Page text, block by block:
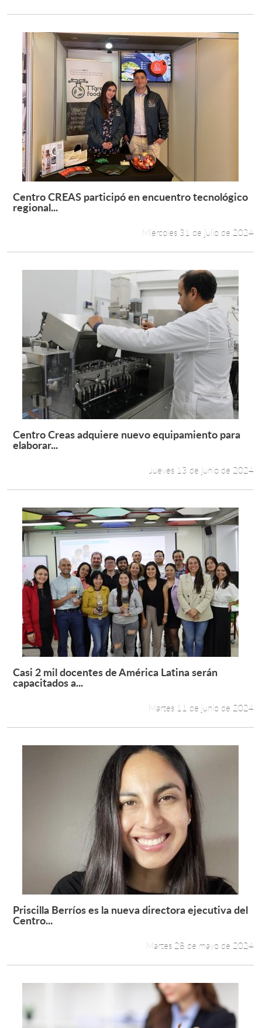
Leer más +
Centro CREAS participó en encuentro tecnológico
regional...
Miércoles 31 de julio de 2024
Leer más +
Centro Creas adquiere nuevo equipamiento para
elaborar...
Jueves 13 de junio de 2024
Leer más +
Casi 2 mil docentes de América Latina serán
capacitados a...
Martes 11 de junio de 2024
Leer más +
Priscilla Berríos es la nueva directora ejecutiva del
Centro...
Martes 28 de mayo de 2024